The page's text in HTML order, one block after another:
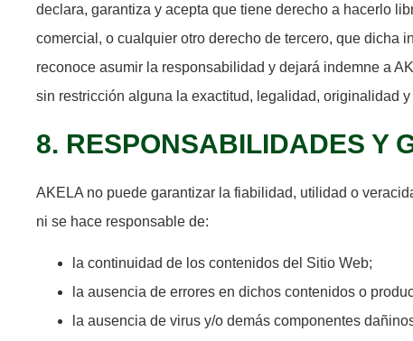
declara, garantiza y acepta que tiene derecho a hacerlo
comercial, o cualquier otro derecho de tercero, que dicha
reconoce asumir la responsabilidad y dejará indemne a
sin restricción alguna la exactitud, legalidad, originalidad
8. RESPONSABILIDADES Y
AKELA no puede garantizar la fiabilidad, utilidad o
ni se hace responsable de:
la continuidad de los contenidos del Sitio Web;
la ausencia de errores en dichos contenidos o
la ausencia de virus y/o demás componentes